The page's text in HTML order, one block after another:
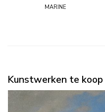
marine
Kunstwerken te koop